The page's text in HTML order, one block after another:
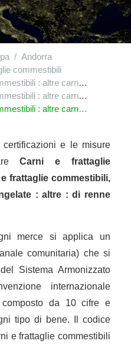
Andorra
commestibili
commestibili, fresche, refrigerate o congelate
fresche, refrigerate o congelate : altre
fresche, refrigerate o congelate : altre : di renne
e le misure
Carni e frattaglie
frattaglie commestibili,
: altre : di renne
merce si applica un
comunitaria) che si
Sistema Armonizzato
internazionale
da 10 cifre e
tipo di bene. Il codice
e frattaglie commestibili